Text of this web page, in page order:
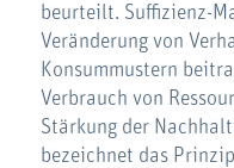
beurteilt. Suffizienz-
Veränderung von
Konsummustern
Verbrauch von
Stärkung der
bezeichnet das